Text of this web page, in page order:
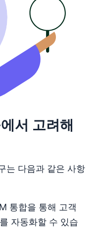
서 고려해
는 다음과 같은 사항
통합을 통해 고객
자동화할 수 있습